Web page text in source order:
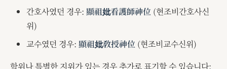
간호사였던 경우: 顯祖妣看護師神位 (현조비간호사신
위)
교수였던 경우: 顯祖妣敎授神位 (현조비교수신위)
학위나 특별한 지위가 있는 경우 추가로 표기할 수 있습니다: